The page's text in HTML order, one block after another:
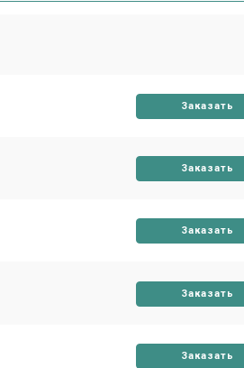
Заказать
Заказать
Заказать
Заказать
Заказать